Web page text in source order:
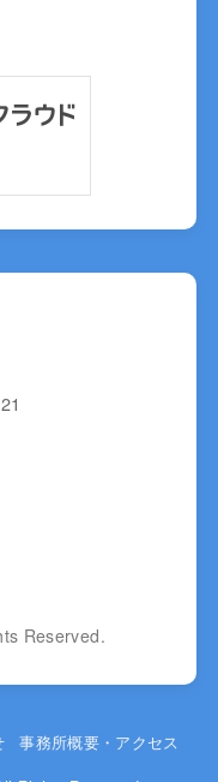
Reserved.
事務所概要・アクセス